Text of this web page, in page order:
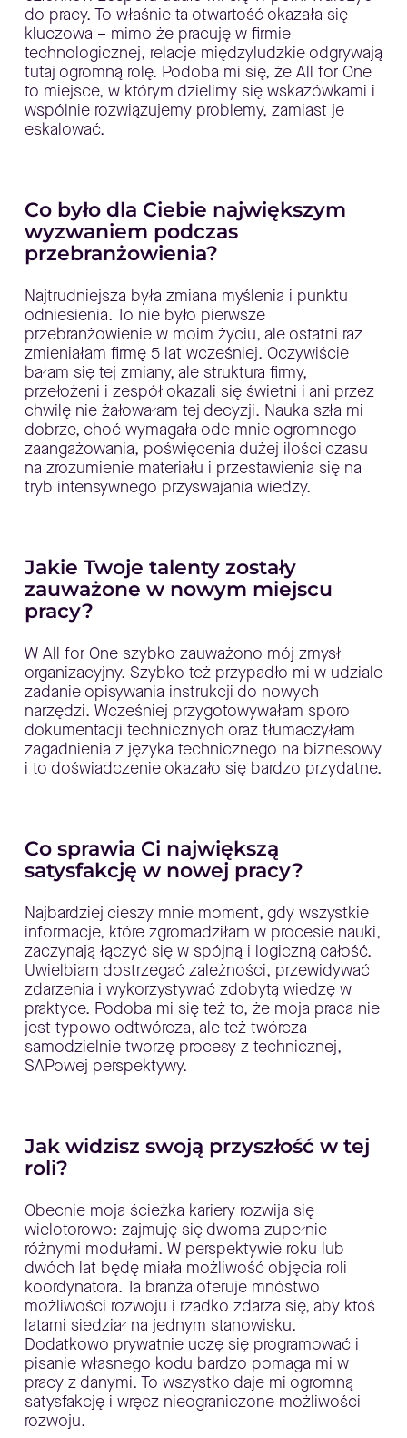
do pracy. To właśnie ta otwartość okazała się
kluczowa – mimo że pracuję w firmie
technologicznej, relacje międzyludzkie odgrywają
tutaj ogromną rolę. Podoba mi się, że All for One
to miejsce, w którym dzielimy się wskazówkami i
wspólnie rozwiązujemy problemy, zamiast je
eskalować.
Co było dla Ciebie największym
wyzwaniem podczas
przebranżowienia?
Najtrudniejsza była zmiana myślenia i punktu
odniesienia. To nie było pierwsze
przebranżowienie w moim życiu, ale ostatni raz
zmieniałam firmę 5 lat wcześniej. Oczywiście
bałam się tej zmiany, ale struktura firmy,
przełożeni i zespół okazali się świetni i ani przez
chwilę nie żałowałam tej decyzji. Nauka szła mi
dobrze, choć wymagała ode mnie ogromnego
zaangażowania, poświęcenia dużej ilości czasu
na zrozumienie materiału i przestawienia się na
tryb intensywnego przyswajania wiedzy.
Jakie Twoje talenty zostały
zauważone w nowym miejscu
pracy?
W All for One szybko zauważono mój zmysł
organizacyjny. Szybko też przypadło mi w udziale
zadanie opisywania instrukcji do nowych
narzędzi. Wcześniej przygotowywałam sporo
dokumentacji technicznych oraz tłumaczyłam
zagadnienia z języka technicznego na biznesowy
i to doświadczenie okazało się bardzo przydatne.
Co sprawia Ci największą
satysfakcję w nowej pracy?
Najbardziej cieszy mnie moment, gdy wszystkie
informacje, które zgromadziłam w procesie nauki,
zaczynają łączyć się w spójną i logiczną całość.
Uwielbiam dostrzegać zależności, przewidywać
zdarzenia i wykorzystywać zdobytą wiedzę w
praktyce. Podoba mi się też to, że moja praca nie
jest typowo odtwórcza, ale też twórcza –
samodzielnie tworzę procesy z technicznej,
SAPowej perspektywy.
Jak widzisz swoją przyszłość w tej
roli?
Obecnie moja ścieżka kariery rozwija się
wielotorowo: zajmuję się dwoma zupełnie
różnymi modułami. W perspektywie roku lub
dwóch lat będę miała możliwość objęcia roli
koordynatora. Ta branża oferuje mnóstwo
możliwości rozwoju i rzadko zdarza się, aby ktoś
latami siedział na jednym stanowisku.
Dodatkowo prywatnie uczę się programować i
pisanie własnego kodu bardzo pomaga mi w
pracy z danymi. To wszystko daje mi ogromną
satysfakcję i wręcz nieograniczone możliwości
rozwoju.